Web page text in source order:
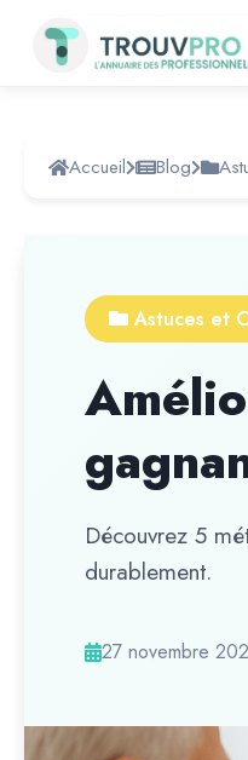
Accueil Blog
Astuces et
Découvrez 5
durablement.
27 novembre